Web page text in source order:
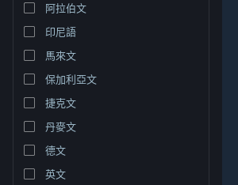
檢視電腦版網頁
阿拉伯文
印尼語
馬來文
保加利亞文
捷克文
丹麥文
德文
英文